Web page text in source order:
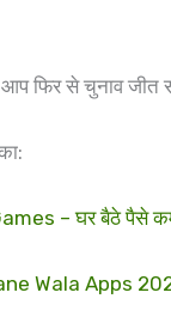
आप फिर से चुनाव
– घर बैठे पैसे
Wala Apps